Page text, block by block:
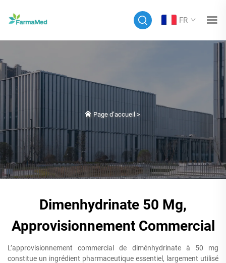
FR
Page d’accueil >
Dimenhydrinate 50 Mg,
Approvisionnement Commercial
L’approvisionnement commercial de diménhydrinate à 50 mg
constitue un ingrédient pharmaceutique essentiel, largement utilisé